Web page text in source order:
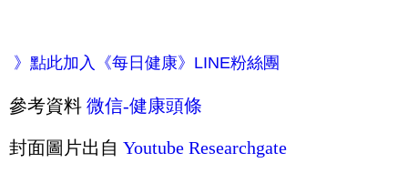
》點此加入《每日健康》LINE粉絲團
參考資料 微信-健康頭條
封面圖片出自 Youtube Researchgate